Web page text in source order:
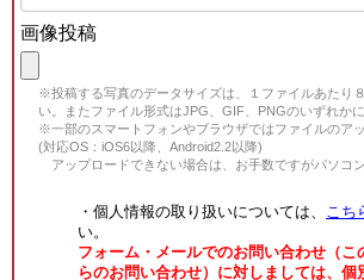
画像投稿
※投稿する写真のデータサイズは、１ファイルあたり
い。またファイル形式はJPG、GIF、PNGのいずれかに
※一部のスマートフォンやブラウザではファイルのア
(対応OS：iOS6以降、Android2.2以降)
アップロードできない場合は、お手数ですがパソコ
・個人情報の取り扱いについては、 こち
い。
フォーム・メールでのお問い合わせ（こ
らのお問い合わせ）に対しましては、個